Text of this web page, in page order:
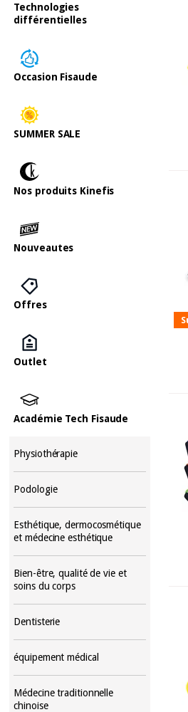
Technologies
différentielles
Occasion Fisaude
SUMMER SALE
Nos produits Kinefis
Nouveautes
Offres
Outlet
Académie Tech Fisaude
Physiothérapie
Podologie
Esthétique, dermocosmétique
et médecine esthétique
Bien-être, qualité de vie et
soins du corps
Dentisterie
équipement médical
Médecine traditionnelle
chinoise